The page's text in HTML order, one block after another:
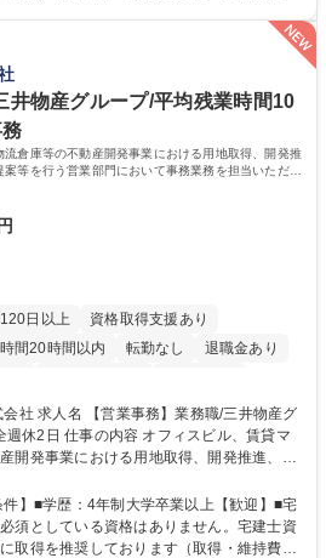
タント）】■安定企業で働く
れ、キャリアアップのチャンスも豊富。チ
を活かす場もあり、やりがいを感じながら
アの業界のご経験が有る方■PCの作業に慣
井物産グループ/平均残業時間10
倉庫等の不動産開発事業における用地取得、開発推
等を行う営業部門において事務業務を担当いただき
日以上
資格取得支援あり
間20時間以内 転勤なし
退職金あり
寮・社宅あり
井物産グ
スビル、賃貸マ
開発事業における用地取得、開発推進、賃
等を行う営業部門において事務業務を担当
支払業務（各種費用支払、支払管理、請
スター申請対応）・予算作成及び予実管
】■学歴：4年制大学卒業以上【歓迎】■宅
須としている資格はありません。宅建士資
取得を推奨しております（取得・維持費用